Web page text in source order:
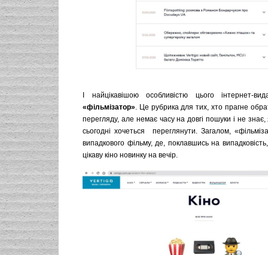
І найцікавішою особливістю цього інтернет-
«фільмізатор». Це рубрика для тих, хто прагне
перегляду, але немає часу на довгі пошуки і не
сьогодні хочеться переглянути. Загалом,
випадкового фільму, де, поклавшись на
цікаву кіно новинку на вечір.